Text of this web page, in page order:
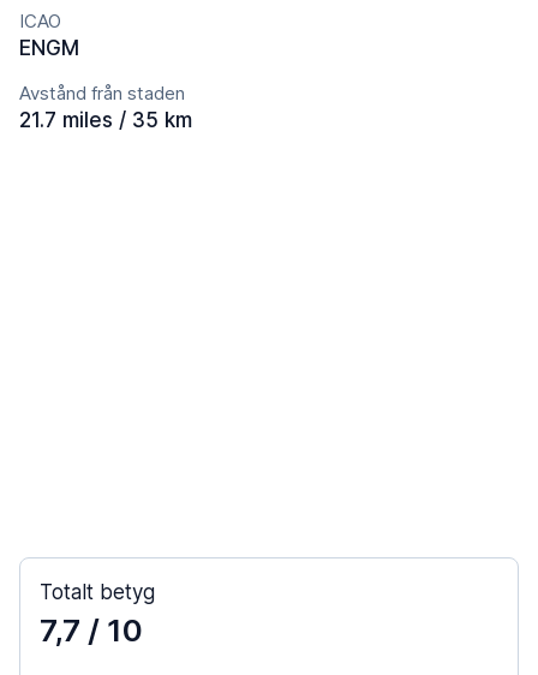
ICAO
ENGM
Avstånd från staden
21.7 miles / 35 km
Totalt betyg
7,7 / 10